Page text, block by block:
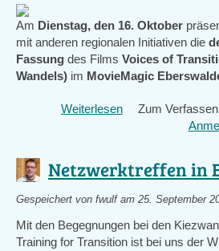
Am Dienstag, den 16. Oktober
mit anderen regionalen Initiativen die
Fassung des Films Voices of
Wandels) im MovieMagic
Weiterlesen über
Transition
Stimmen
des
Wandels
Zum
Netzwerktreffen in
Gespeichert von fwulfam 25. September
Mit den Begegnungen bei den
Training for Transition ist bei uns der